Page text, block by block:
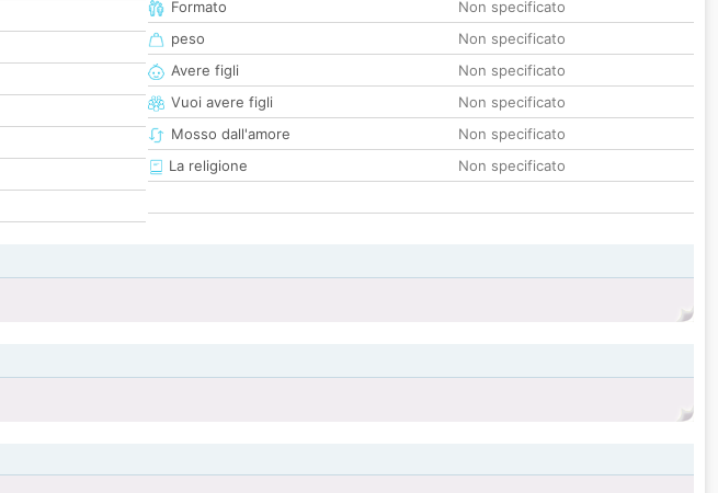
Formato
Non specificato
peso
Non specificato
Avere figli
Non specificato
Vuoi avere figli
Non specificato
Mosso dall'amore
Non specificato
La religione
Non specificato